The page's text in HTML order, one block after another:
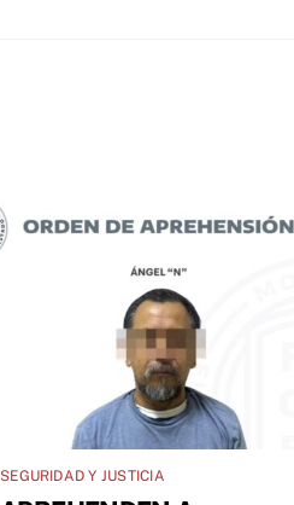
SEGURIDAD Y JUSTICIA